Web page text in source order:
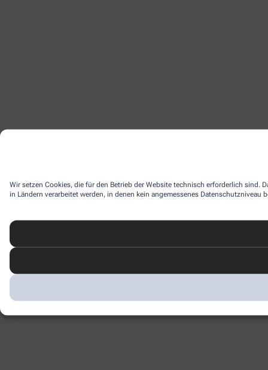
Wir setzen Cookies, die für den Betrieb der Website technisch erforderlich sind.
in Ländern verarbeitet werden, in denen kein angemessenes